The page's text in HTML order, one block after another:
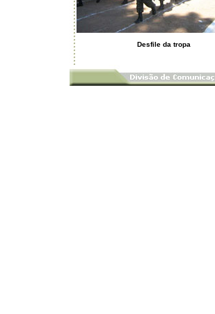
Desfile da tropa